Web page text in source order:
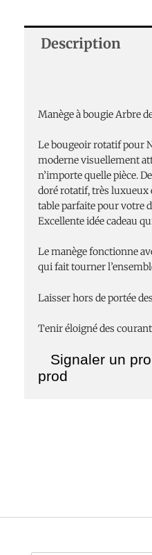
Description
Manège à bougie Arbre
Le bougeoir rotatif pour
moderne visuellement
n’importe quelle pièce.
doré rotatif, très luxueux
table parfaite pour votre
Excellente idée cadeau
Le manège fonctionne
qui fait tourner
Laisser hors de portée
Tenir éloigné des
Signaler un
prod